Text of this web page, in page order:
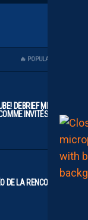
🔥 POPULAIRES
DEBRIEF MHSC-
INVITÉS !
DE LA RENCONTRE